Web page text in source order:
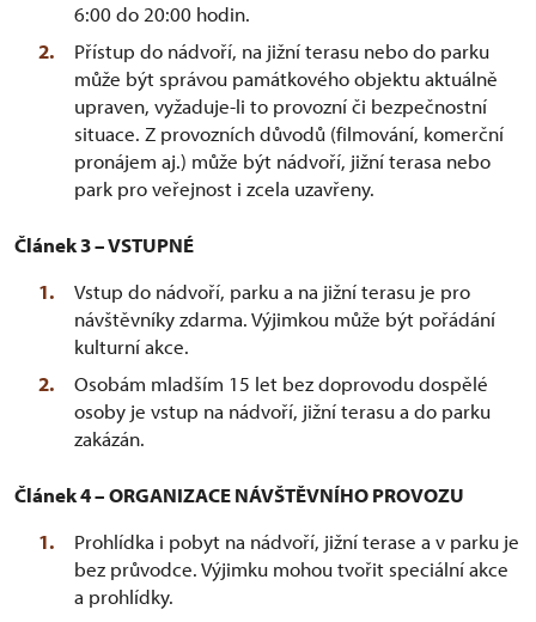
6:00 do 20:00 hodin.
Přístup do nádvoří, na jižní terasu nebo do parku
může být správou památkového objektu aktuálně
upraven, vyžaduje-li to provozní či bezpečnostní
situace. Z provozních důvodů (filmování, komerční
pronájem aj.) může být nádvoří, jižní terasa nebo
park pro veřejnost i zcela uzavřeny.
Článek 3 – VSTUPNÉ
Vstup do nádvoří, parku a na jižní terasu je pro
návštěvníky zdarma. Výjimkou může být pořádání
kulturní akce.
Osobám mladším 15 let bez doprovodu dospělé
osoby je vstup na nádvoří, jižní terasu a do parku
zakázán.
Článek 4 – ORGANIZACE NÁVŠTĚVNÍHO PROVOZU
Prohlídka i pobyt na nádvoří, jižní terase a v parku je
bez průvodce. Výjimku mohou tvořit speciální akce
a prohlídky.